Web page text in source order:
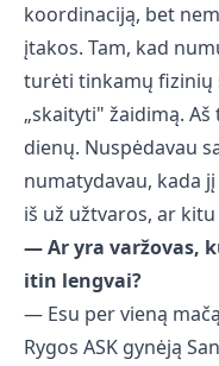
koordinaciją, bet
įtakos. Tam, kad
turėti tinkamų fizinių
„skaityti" žaidimą.
dienų. Nuspėdavau
numatydavau, kada
iš už užtvaros, ar
— Ar yra varžovas,
itin lengvai?
— Esu per vieną
Rygos ASK gynėją